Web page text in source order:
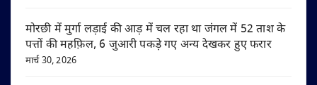
मोरछी में मुर्गा लड़ाई की आड़ में चल रहा था जंगल में 52 ताश के
पत्तों की महफ़िल, 6 जुआरी पकड़े गए अन्य देखकर हुए फरार
मार्च 30, 2026